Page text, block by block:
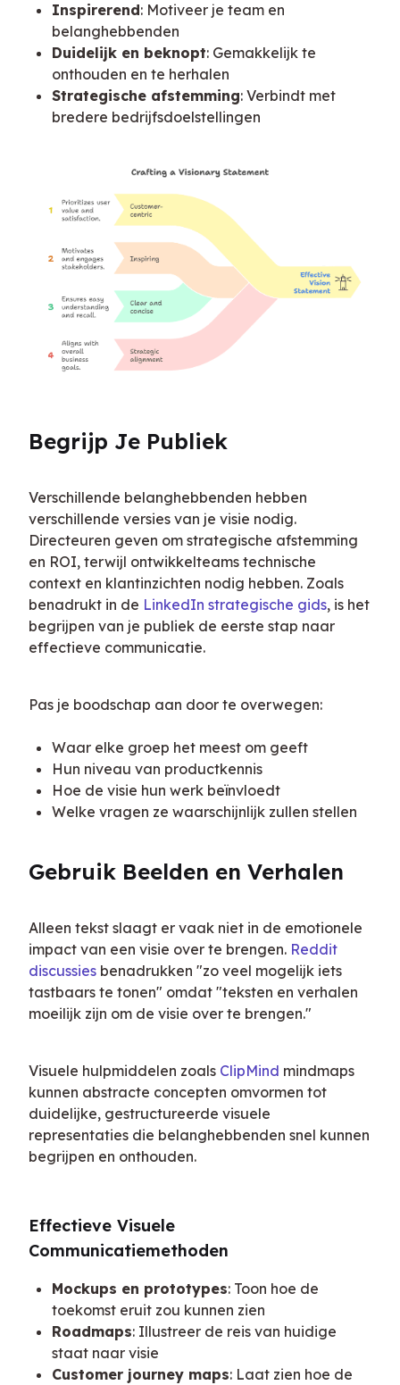
Inspirerend: Motiveer je team en
belanghebbenden
Duidelijk en beknopt: Gemakkelijk te
onthouden en te herhalen
Strategische afstemming: Verbindt met
bredere bedrijfsdoelstellingen
Begrijp Je Publiek
Verschillende belanghebbenden hebben
verschillende versies van je visie nodig.
Directeuren geven om strategische afstemming
en ROI, terwijl ontwikkelteams technische
context en klantinzichten nodig hebben. Zoals
benadrukt in de LinkedIn strategische gids, is het
begrijpen van je publiek de eerste stap naar
effectieve communicatie.
Pas je boodschap aan door te overwegen:
Waar elke groep het meest om geeft
Hun niveau van productkennis
Hoe de visie hun werk beïnvloedt
Welke vragen ze waarschijnlijk zullen stellen
Gebruik Beelden en Verhalen
Alleen tekst slaagt er vaak niet in de emotionele
impact van een visie over te brengen. Reddit
discussies benadrukken "zo veel mogelijk iets
tastbaars te tonen" omdat "teksten en verhalen
moeilijk zijn om de visie over te brengen."
Visuele hulpmiddelen zoals ClipMind mindmaps
kunnen abstracte concepten omvormen tot
duidelijke, gestructureerde visuele
representaties die belanghebbenden snel kunnen
begrijpen en onthouden.
Effectieve Visuele
Communicatiemethoden
Mockups en prototypes: Toon hoe de
toekomst eruit zou kunnen zien
Roadmaps: Illustreer de reis van huidige
staat naar visie
Customer journey maps: Laat zien hoe de